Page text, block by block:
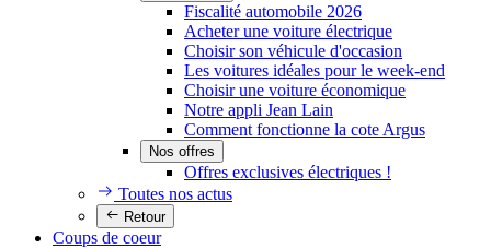
Fiscalité automobile 2026
Acheter une voiture électrique
Choisir son véhicule d'occasion
Les voitures idéales pour le week-end
Choisir une voiture économique
Notre appli Jean Lain
Comment fonctionne la cote Argus
Nos offres
Offres exclusives électriques !
Toutes nos actus
Retour
Coups de coeur